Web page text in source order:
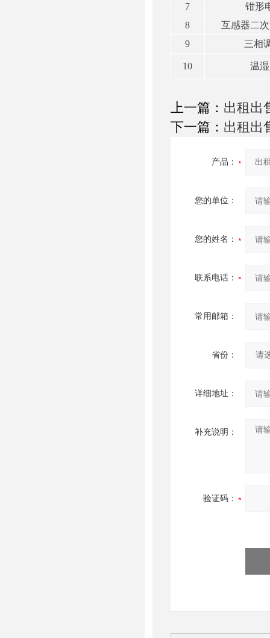
7
钳形
8
互感器二
9
三相
10 温
上一篇： 出租出
下一篇： 出租出
产品：
您的单位：
您的姓名：
联系电话：
常用邮箱：
省份：
详细地址：
补充说明：
验证码：